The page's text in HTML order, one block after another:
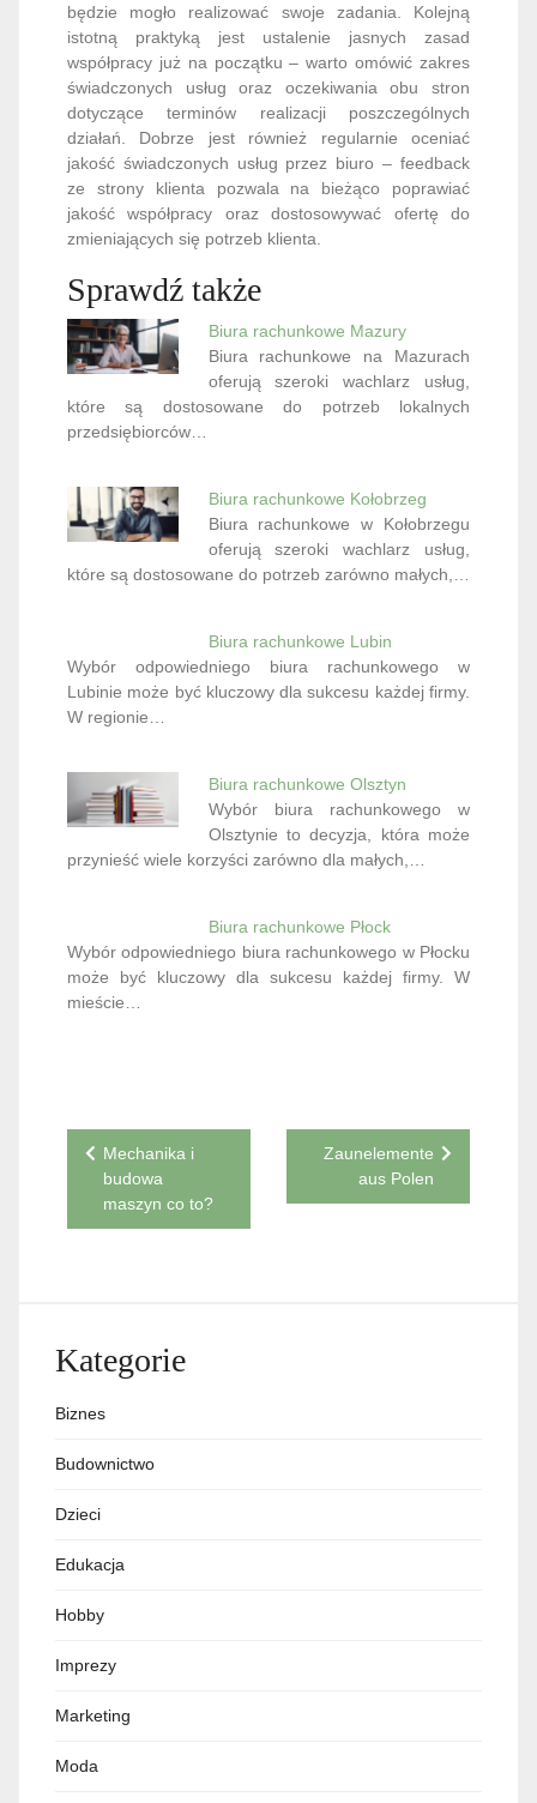
będzie mogło realizować swoje zadania. Kolejną
istotną praktyką jest ustalenie jasnych zasad
współpracy już na początku – warto omówić zakres
świadczonych usług oraz oczekiwania obu stron
dotyczące terminów realizacji poszczególnych
działań. Dobrze jest również regularnie oceniać
jakość świadczonych usług przez biuro – feedback
ze strony klienta pozwala na bieżąco poprawiać
jakość współpracy oraz dostosowywać ofertę do
zmieniających się potrzeb klienta.
Sprawdź także
Biura rachunkowe Mazury
Biura rachunkowe na Mazurach
oferują szeroki wachlarz usług,
które są dostosowane do potrzeb lokalnych
przedsiębiorców…
Biura rachunkowe Kołobrzeg
Biura rachunkowe w Kołobrzegu
oferują szeroki wachlarz usług,
które są dostosowane do potrzeb zarówno małych,…
Biura rachunkowe Lubin
Wybór odpowiedniego biura rachunkowego w
Lubinie może być kluczowy dla sukcesu każdej firmy.
W regionie…
Biura rachunkowe Olsztyn
Wybór biura rachunkowego w
Olsztynie to decyzja, która może
przynieść wiele korzyści zarówno dla małych,…
Biura rachunkowe Płock
Wybór odpowiedniego biura rachunkowego w Płocku
może być kluczowy dla sukcesu każdej firmy. W
mieście…
Nawigacja
wpisu
Mechanika i
budowa
maszyn co to?
Zaunelemente
aus Polen
Kategorie
Biznes
Budownictwo
Dzieci
Edukacja
Hobby
Imprezy
Marketing
Moda